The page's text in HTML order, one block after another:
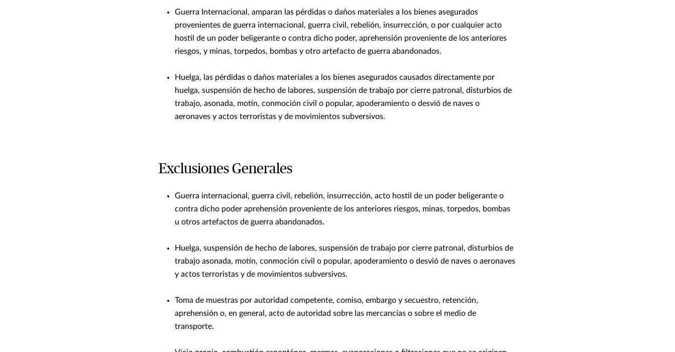
Guerra Internacional, amparan las pérdidas o daños materiales a los bienes asegurados
provenientes de guerra internacional, guerra civil, rebelión, insurrección, o por cualquier acto
hostil de un poder beligerante o contra dicho poder, aprehensión proveniente de los anteriores
riesgos, y minas, torpedos, bombas y otro artefacto de guerra abandonados.
Huelga, las pérdidas o daños materiales a los bienes asegurados causados directamente por
huelga, suspensión de hecho de labores, suspensión de trabajo por cierre patronal, disturbios de
trabajo, asonada, motín, conmoción civil o popular, apoderamiento o desvió de naves o
aeronaves y actos terroristas y de movimientos subversivos.
Exclusiones Generales
Guerra internacional, guerra civil, rebelión, insurrección, acto hostil de un poder beligerante o
contra dicho poder aprehensión proveniente de los anteriores riesgos, minas, torpedos, bombas
u otros artefactos de guerra abandonados.
Huelga, suspensión de hecho de labores, suspensión de trabajo por cierre patronal, disturbios de
trabajo asonada, motín, conmoción civil o popular, apoderamiento o desvió de naves o aeronaves
y actos terroristas y de movimientos subversivos.
Toma de muestras por autoridad competente, comiso, embargo y secuestro, retención,
aprehensión o, en general, acto de autoridad sobre las mercancías o sobre el medio de
transporte.